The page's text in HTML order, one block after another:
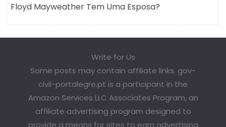
Floyd Mayweather Tem Uma Esposa?
Write for Us
Some posts may contain affiliate links. gov-
civil-portalegre.pt is a participant in the
Amazon Services LLC Associates Program, an
affiliate advertising program designed to
provide a means for sites to earn advertising